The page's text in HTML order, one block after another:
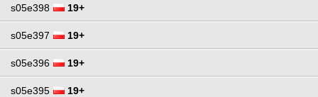
s05e398 19+
s05e397 19+
s05e396 19+
s05e395 19+